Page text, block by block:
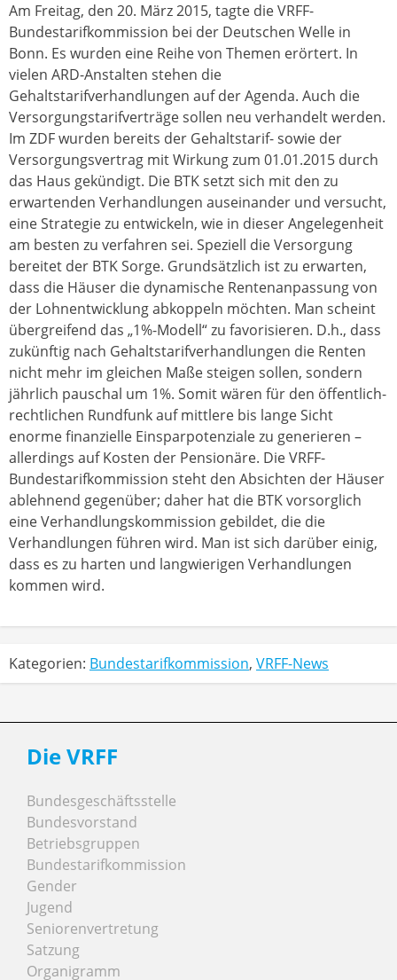
Am Freitag, den 20. März 2015, tagte die VRFF-
Bundestarifkommission bei der Deutschen Welle in
Bonn. Es wurden eine Reihe von Themen erörtert. In
vielen ARD-Anstalten stehen die
Gehaltstarifverhandlungen auf der Agenda. Auch die
Versorgungstarifverträge sollen neu verhandelt werden.
Im ZDF wurden bereits der Gehaltstarif- sowie der
Versorgungsvertrag mit Wirkung zum 01.01.2015 durch
das Haus gekündigt. Die BTK setzt sich mit den zu
erwartenden Verhandlungen auseinander und versucht,
eine Strategie zu entwickeln, wie in dieser Angelegenheit
am besten zu verfahren sei. Speziell die Versorgung
bereitet der BTK Sorge. Grundsätzlich ist zu erwarten,
dass die Häuser die dynamische Rentenanpassung von
der Lohnentwicklung abkoppeln möchten. Man scheint
übergreifend das „1%-Modell“ zu favorisieren. D.h., dass
zukünftig nach Gehaltstarifverhandlungen die Renten
nicht mehr im gleichen Maße steigen sollen, sondern
jährlich pauschal um 1%. Somit wären für den öffentlich-
rechtlichen Rundfunk auf mittlere bis lange Sicht
enorme finanzielle Einsparpotenziale zu generieren –
allerdings auf Kosten der Pensionäre. Die VRFF-
Bundestarifkommission steht den Absichten der Häuser
ablehnend gegenüber; daher hat die BTK vorsorglich
eine Verhandlungskommission gebildet, die die
Verhandlungen führen wird. Man ist sich darüber einig,
dass es zu harten und langwierigen Verhandlungen
kommen wird.
Kategorien: Bundestarifkommission, VRFF-News
Die VRFF
Bundesgeschäftsstelle
Bundesvorstand
Betriebsgruppen
Bundestarifkommission
Gender
Jugend
Seniorenvertretung
Satzung
Organigramm